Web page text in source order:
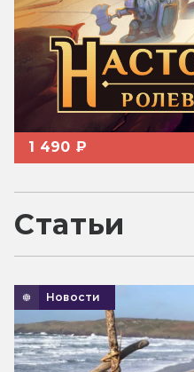
1 490 ₽
Статьи
Новости